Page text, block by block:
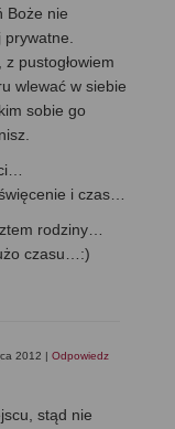
Boże nie
prywatne.
pustogłowiem
wlewać w siebie
sobie go
i czas…
rodziny…
czasu…:)
2012 Odpowiedz
stąd nie